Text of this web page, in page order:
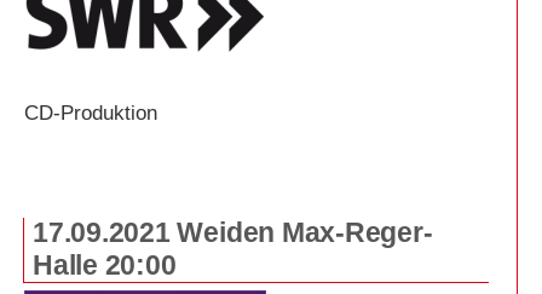
CD-Produktion
17.09.2021 Weiden Max-Reger-
Halle 20:00